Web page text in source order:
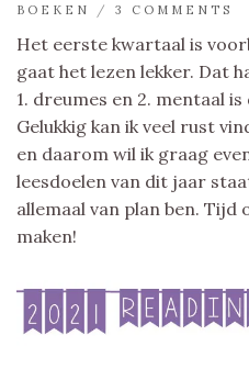
BOEKEN
/ 3 COMMENTS
Het eerste kwartaal is
gaat het lezen lekker. Dat
1. dreumes en 2. mentaal
Gelukkig kan ik veel rust
en daarom wil ik graag
leesdoelen van dit jaar
allemaal van plan ben. Tijd
maken!